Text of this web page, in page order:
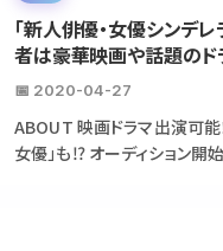
「新人俳優・女優シンデ
者は豪華映画や話題のド
📅 2020-04-27
ABOUT 映画ドラマ出演可能
女優」も⁉ オーディション開